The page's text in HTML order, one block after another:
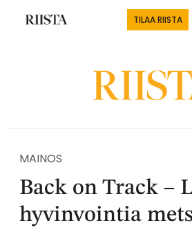
Siirry
Riistalehti.fi
TILAA RIISTA
MAINOS
Back on Track –
hyvinvointia